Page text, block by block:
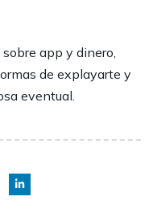
app y dinero,
de explayarte y
eventual.